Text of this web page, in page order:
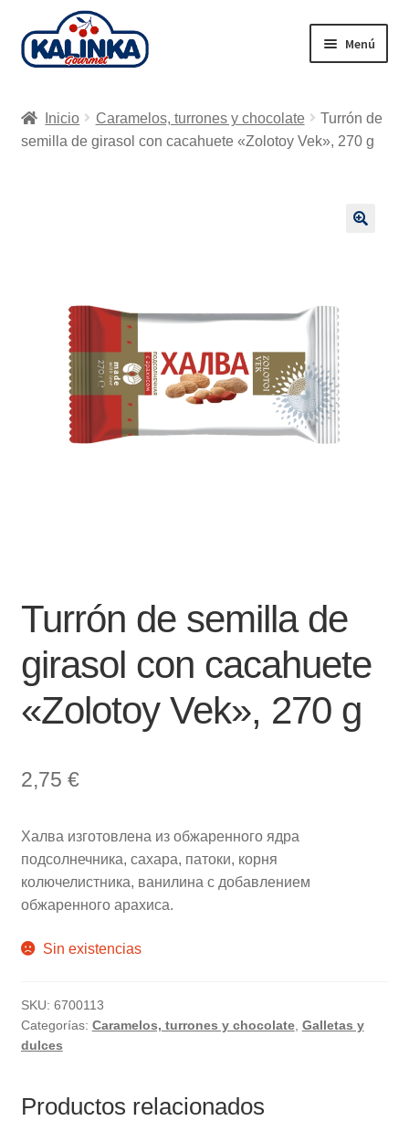
Ir
a
Ir
al
Menú
Tienda en línea
Inicio Caramelos, turrones y chocolate
Turrón de
semilla de girasol con cacahuete «Zolotoy Vek», 270 g
Turrón de semilla de
girasol con cacahuete
«Zolotoy Vek», 270 g
2,75 €
Халва изготовлена из обжаренного ядра
подсолнечника, сахара, патоки, корня
колючелистника, ванилина с добавлением
обжаренного арахиса.
Sin existencias
SKU: 6700113
Categorías: Caramelos, turrones y chocolate, Galletas y
dulces
Productos relacionados